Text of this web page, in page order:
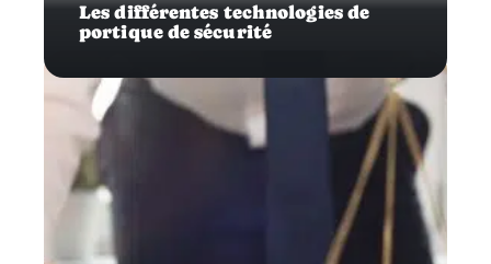
Les différentes technologies de
portique de sécurité